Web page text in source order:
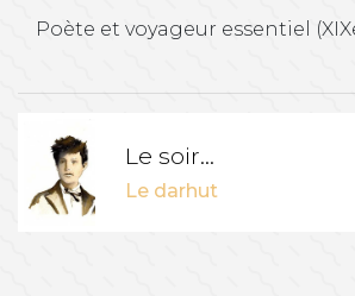
Poète et voyageur essentiel
Le soir...
Le darhut